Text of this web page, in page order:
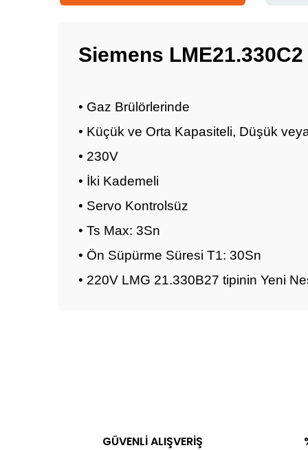
Siemens
• Gaz Brülörlerinde
• Küçük ve Orta Kapasiteli, Düşük
• 230V
• İki Kademeli
• Servo Kontrolsüz
• Ts Max: 3Sn
• Ön Süpürme Süresi T1: 30Sn
• 220V LMG 21.330B27 tipinin Yeni
GÜVENLİ ALIŞVERİŞ